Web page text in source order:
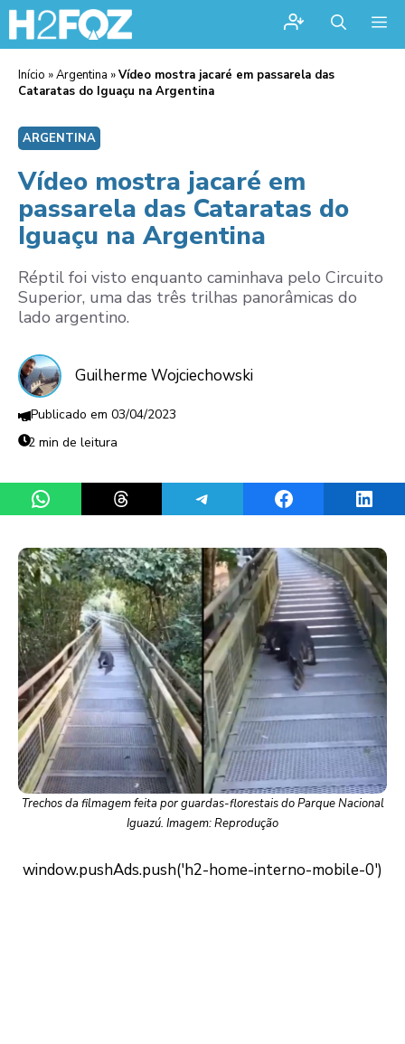
Início »Argentina »Vídeo mostra jacaré em passarela das
Cataratas do Iguaçu na Argentina
ARGENTINA
Vídeo mostra jacaré em
passarela das Cataratas do
Iguaçu na Argentina
Réptil foi visto enquanto caminhava pelo Circuito
Superior, uma das três trilhas panorâmicas do
lado argentino.
Guilherme Wojciechowski
03/04/2023
2 min de leitura
Share on WhatsAppShare on ThreadsShare on TelegramShare on Facebook
Trechos da filmagem feita por guardas-florestais do Parque Nacional
Iguazú. Imagem: Reprodução